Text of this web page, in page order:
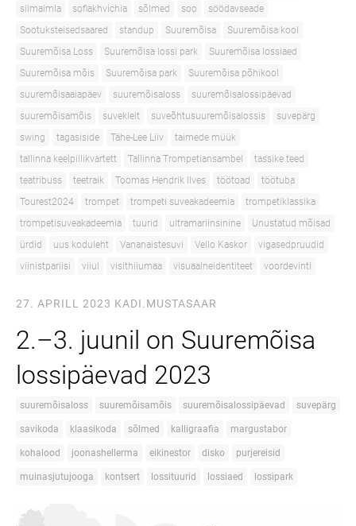
siimaimla
sofiakhvichia sõlmed soo
söödavseade
Sootuksteisedsaared
standup Suuremõisa
Suuremõisa kool
Suuremõisa Loss
Suuremõisa lossi park
Suuremõisa lossiaed
Suuremõisa mõis
Suuremõisa park
Suuremõisa põhikool
suuremõisaaiapäev
suuremõisaloss
suuremõisalossipäevad
suuremõisamõis
suvekleit suveõhtusuuremõisalossis
suvepärg
swing
tagasiside Tähe-Lee Liiv
taimede müük
tallinna keelpillikvartett
Tallinna Trompetiansambel
tassike teed
teatribuss
teetraik Toomas Hendrik Ilves töötoad
töötuba
Tourest2024
trompet trompeti suveakadeemia
trompetiklassika
trompetisuveakadeemia
tuurid ultramariinsinine
Unustatud mõisad
ürdid
uus koduleht Vananaistesuvi Vello Kaskor
vigasedpruudid
viinistpariisi
viiul visithiiumaa visuaalneidentiteet voordevinti
27. APRILL 2023 KADI.MUSTASAAR
2.–3. juunil on Suuremõisa
lossipäevad 2023
suuremõisaloss suuremõisamõis suuremõisalossipäevad suvepärg
savikoda klaasikoda sõlmed kalligraafia margustabor
kohalood joonashellerma eikinestor disko purjereisid
muinasjutujooga kontsert lossituurid lossiaed lossipark